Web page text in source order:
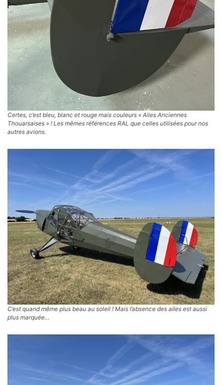
Certes, c’est bleu, blanc et rouge mais couleurs « Ailes Anciennes
Thouarsaises » ! Les mêmes références RAL que celles utilisées pour nos
autres avions.
C’est quand même plus beau au soleil ! Mais l’absence des ailes est aussi
plus marquée…